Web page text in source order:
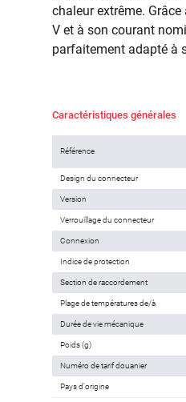
chaleur extrême.
V et à son courant
parfaitement adapté à
Caractéristiques générales
Référence
Design du connecteur
Version
Verrouillage du connecteur
Connexion
Indice de protection
Section de raccordement
Plage de températures de/à
Durée de vie mécanique
Poids (g)
Numéro de tarif douanier
Pays d'origine